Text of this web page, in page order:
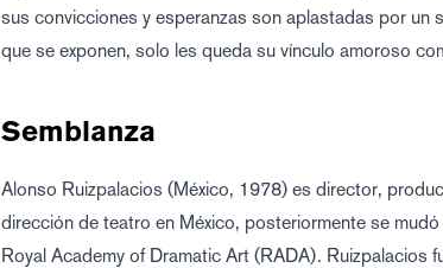
sus convicciones y esperanzas son aplastadas por un
que se exponen, solo les queda su vínculo amoroso
Semblanza
Alonso Ruizpalacios (México, 1978) es director,
dirección de teatro en México, posteriormente se
Royal Academy of Dramatic Art (RADA). Ruizpalacios